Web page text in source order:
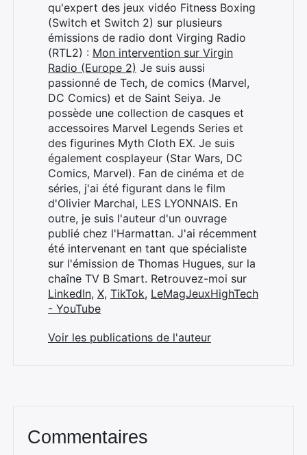
qu'expert des jeux vidéo Fitness Boxing
(Switch et Switch 2) sur plusieurs
émissions de radio dont Virging Radio
(RTL2) : Mon intervention sur Virgin
Radio (Europe 2) Je suis aussi
passionné de Tech, de comics (Marvel,
DC Comics) et de Saint Seiya. Je
possède une collection de casques et
accessoires Marvel Legends Series et
des figurines Myth Cloth EX. Je suis
également cosplayeur (Star Wars, DC
Comics, Marvel). Fan de cinéma et de
séries, j'ai été figurant dans le film
d'Olivier Marchal, LES LYONNAIS. En
outre, je suis l'auteur d'un ouvrage
publié chez l'Harmattan. J'ai récemment
été intervenant en tant que spécialiste
sur l'émission de Thomas Hugues, sur la
chaîne TV B Smart. Retrouvez-moi sur
LinkedIn, X, TikTok, LeMagJeuxHighTech
- YouTube
Voir les publications de l'auteur
Commentaires